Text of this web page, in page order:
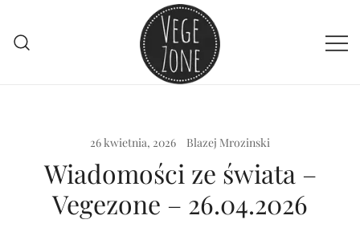
treści
26 kwietnia, 2026 Blazej Mrozinski
Wiadomości ze świata –
Vegezone – 26.04.2026